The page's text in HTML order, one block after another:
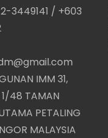
3449141 / +603
IMM 31,
1/48 TAMAN
PETALING
MALAYSIA